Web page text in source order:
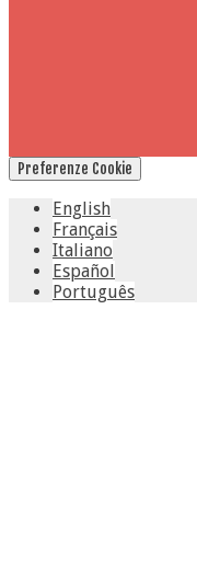
Preferenze Cookie
English
Français
Italiano
Español
Português